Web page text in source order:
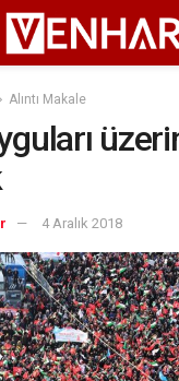
Alıntı Makale
4 Aralık 2018